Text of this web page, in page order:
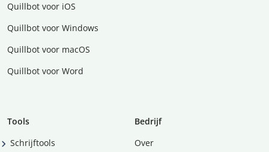
Quillbot voor iOS
Quillbot voor Windows
Quillbot voor macOS
Quillbot voor Word
Tools
Schrijftools
Bedrijf
Over